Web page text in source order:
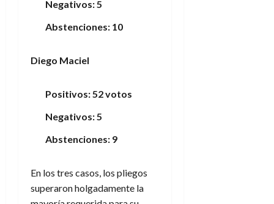
Negativos: 5
Abstenciones: 10
Diego Maciel
Positivos: 52 votos
Negativos: 5
Abstenciones: 9
En los tres casos, los pliegos
superaron holgadamente la